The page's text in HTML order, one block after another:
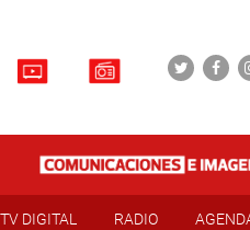
TV DIGITAL RADIO